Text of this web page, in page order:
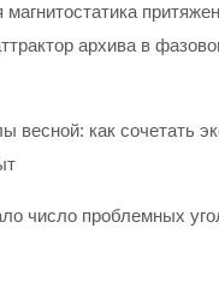
архива в
весной: как сочетать
число проблемных